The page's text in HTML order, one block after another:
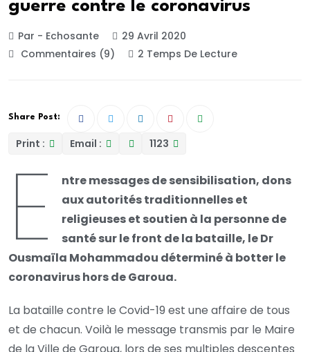
guerre contre le coronavirus
Par - Echosante
29 Avril 2020
Commentaires (9)
2 Temps De Lecture
Share Post:
Print : Email : 1123
E
ntre messages de sensibilisation, dons
aux autorités traditionnelles et
religieuses et soutien à la personne de
santé sur le front de la bataille, le Dr
Ousmaïla Mohammadou déterminé à botter le
coronavirus hors de Garoua.
La bataille contre le Covid-19 est une affaire de tous
et de chacun. Voilà le message transmis par le Maire
de la Ville de Garoua, lors de ses multiples descentes